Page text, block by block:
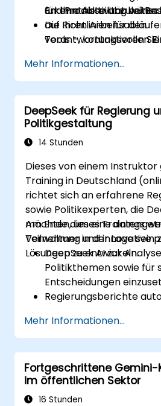
Erkenntnisse abzuleiten.
Die Richtlinien für den
verantwortungsvollen
befolgen.
und Produktivität bei
für Ihre Abteilung
auf Ihren
Tools –, kontaktieren
Mehr Informationen...
DeepSeek für Regierung
Politikgestaltung
14 Stunden
Dieses von einem
Training in Deutschland
richtet sich an erfahrene
sowie Politikexperten, die
möchten, um eine
Verwaltung und innovative
Lösungen zu entwickeln.
Am Ende dieses Trainings
Teilnehmer in der Lage sein
DeepSeek AI zur
Politikthemen sowie für
Entscheidungen
Regierungsberichte
Daten zu erhöhen.
Durch KI gewonnene
Förderung der
Sektor anzuwenden.
Mit mithilfe von KI-
die Bürgerbeteiligung zu
Mehr Informationen...
Fortgeschrittene Gemini-
im öffentlichen Sektor
16 Stunden